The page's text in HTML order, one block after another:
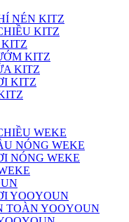
NÉN KITZ
KITZ
KITZ
KITZ
KITZ
WEKE
NÓNG WEKE
NÓNG WEKE
YOOYOUN
TOÀN YOOYOUN